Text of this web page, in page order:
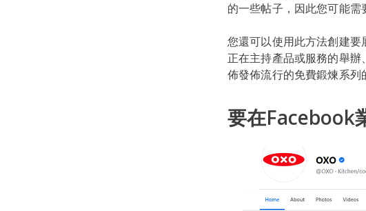
的一些帖子，因此您可能需
您還可以使用此方法創建
正在主持產品或服務的舉
佈發佈流行的免費鍛煉系列
要在Facebook